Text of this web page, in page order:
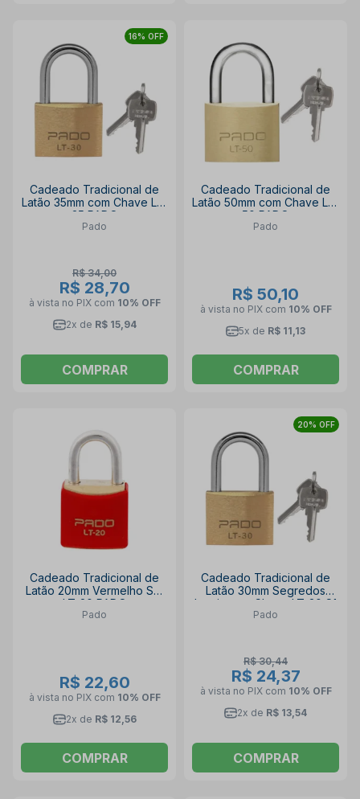
16% OFF
Cadeado Tradicional de
Latão 35mm com Chave LT-
35 PADO
Pado
R$ 34,00
R$ 28,70
à vista no PIX com 10% OFF
2x de R$ 15,94
COMPRAR
Cadeado Tradicional de
Latão 50mm com Chave LT-
50 PADO
Pado
R$ 50,10
à vista no PIX com 10% OFF
5x de R$ 11,13
COMPRAR
Cadeado Tradicional de
Latão 20mm Vermelho SM
LT-20 PADO
Pado
R$ 22,60
à vista no PIX com 10% OFF
2x de R$ 12,56
COMPRAR
20% OFF
Cadeado Tradicional de
Latão 30mm Segredos
Iguais com Chave LT-30 S1
PADO
Pado
R$ 30,44
R$ 24,37
à vista no PIX com 10% OFF
2x de R$ 13,54
COMPRAR